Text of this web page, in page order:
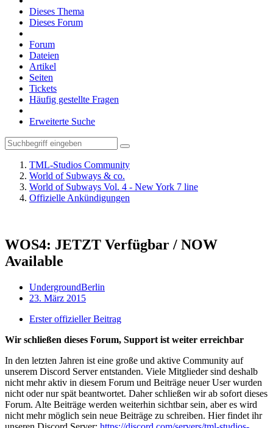
Dieses Thema
Dieses Forum
Forum
Dateien
Artikel
Seiten
Tickets
Häufig gestellte Fragen
Erweiterte Suche
TML-Studios Community
World of Subways & co.
World of Subways Vol. 4 - New York 7 line
Offizielle Ankündigungen
WOS4: JETZT Verfügbar / NOW
Available
UndergroundBerlin
23. März 2015
Erster offizieller Beitrag
Wir schließen dieses Forum, Support ist weiter erreichbar
In den letzten Jahren ist eine große und aktive Community auf
unserem Discord Server entstanden. Viele Mitglieder sind deshalb
nicht mehr aktiv in diesem Forum und Beiträge neuer User wurden
nicht oder nur spät beantwortet. Daher schließen wir ab sofort dieses
Forum. Alte Beiträge werden weiterhin sichtbar sein, aber es wird
nicht mehr möglich sein neue Beiträge zu schreiben. Hier findet ihr